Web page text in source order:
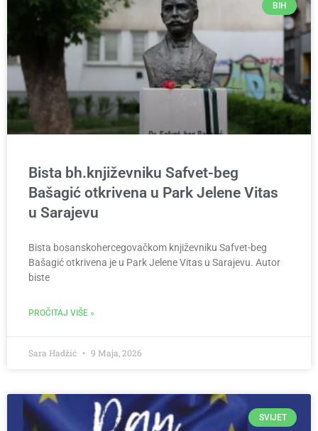
BIH
Bista bh.književniku Safvet-beg
Bašagić otkrivena u Park Jelene Vitas
u Sarajevu
Bista bosanskohercegovačkom književniku Safvet-beg
Bašagić otkrivena je u Park Jelene Vitas u Sarajevu. Autor
biste
PROČITAJ VIŠE »
Sara Hadžić 9 Maja, 2026
SVIJET